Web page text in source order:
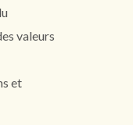
valeurs
et